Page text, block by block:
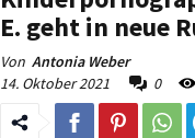
E. geht in neue
Von Antonia Weber
14. Oktober 2021
0